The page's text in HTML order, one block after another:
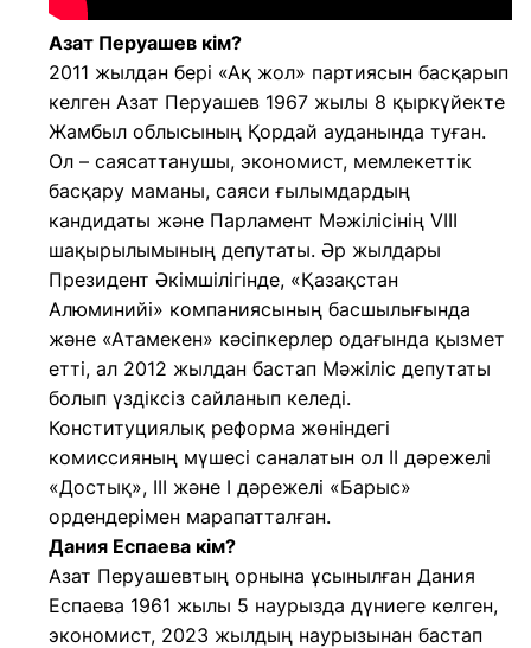
Азат Перуашев кім?
2011 жылдан бері «Ақ жол» партиясын басқарып
келген Азат Перуашев 1967 жылы 8 қыркүйекте
Жамбыл облысының Қордай ауданында туған.
Ол – саясаттанушы, экономист, мемлекеттік
басқару маманы, саяси ғылымдардың
кандидаты және Парламент Мәжілісінің VIII
шақырылымының депутаты. Әр жылдары
Президент Әкімшілігінде, «Қазақстан
Алюминийі» компаниясының басшылығында
және «Атамекен» кәсіпкерлер одағында қызмет
етті, ал 2012 жылдан бастап Мәжіліс депутаты
болып үздіксіз сайланып келеді.
Конституциялық реформа жөніндегі
комиссияның мүшесі саналатын ол II дәрежелі
«Достық», III және I дәрежелі «Барыс»
ордендерімен марапатталған.
Дания Еспаева кім?
Азат Перуашевтың орнына ұсынылған Дания
Еспаева 1961 жылы 5 наурызда дүниеге келген,
экономист, 2023 жылдың наурызынан бастап